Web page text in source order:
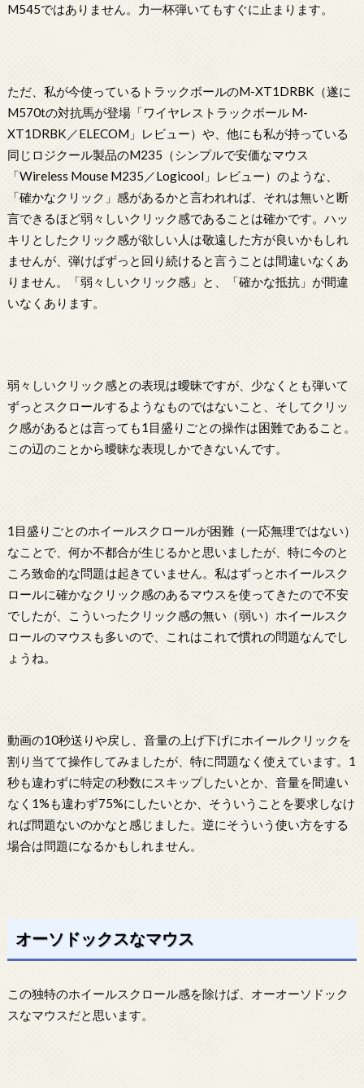
M545ではありません。力一杯弾いてもすぐに止まります。
ただ、私が今使っているトラックボールのM-XT1DRBK（遂に
M570tの対抗馬が登場「ワイヤレストラックボール M-
XT1DRBK／ELECOM」レビュー）や、他にも私が持っている
同じロジクール製品のM235（シンプルで安価なマウス
「Wireless Mouse M235／Logicool」レビュー）のような、
「確かなクリック」感があるかと言われれば、それは無いと断
言できるほど弱々しいクリック感であることは確かです。ハッ
キリとしたクリック感が欲しい人は敬遠した方が良いかもしれ
ませんが、弾けばずっと回り続けると言うことは間違いなくあ
りません。「弱々しいクリック感」と、「確かな抵抗」が間違
いなくあります。
弱々しいクリック感との表現は曖昧ですが、少なくとも弾いて
ずっとスクロールするようなものではないこと、そしてクリッ
ク感があるとは言っても1目盛りごとの操作は困難であること。
この辺のことから曖昧な表現しかできないんです。
1目盛りごとのホイールスクロールが困難（一応無理ではない）
なことで、何か不都合が生じるかと思いましたが、特に今のと
ころ致命的な問題は起きていません。私はずっとホイールスク
ロールに確かなクリック感のあるマウスを使ってきたので不安
でしたが、こういったクリック感の無い（弱い）ホイールスク
ロールのマウスも多いので、これはこれで慣れの問題なんでし
ょうね。
動画の10秒送りや戻し、音量の上げ下げにホイールクリックを
割り当てて操作してみましたが、特に問題なく使えています。1
秒も違わずに特定の秒数にスキップしたいとか、音量を間違い
なく1%も違わず75%にしたいとか、そういうことを要求しなけ
れば問題ないのかなと感じました。逆にそういう使い方をする
場合は問題になるかもしれません。
オーソドックスなマウス
この独特のホイールスクロール感を除けば、オーオーソドック
スなマウスだと思います。